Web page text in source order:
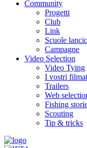
Community
Progetti
Club
Link
Scuole
Campagne
Video Selection
Video Tying
I vostri
Trailers
Web
Fishing
Scouting
Tip & tricks